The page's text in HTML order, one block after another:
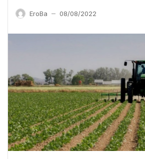
EroBa — 08/08/2022